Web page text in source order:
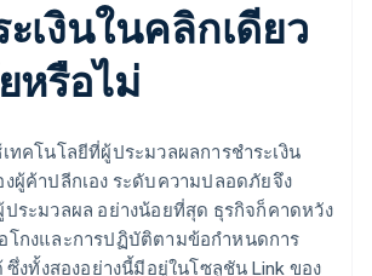
เงินในคลิกเดียว
หรือไม่
ทคโนโลยีที่ผู้ประมวลผลการชำระเงิน
ผู้ค้าปลีกเอง ระดับความปลอดภัยจึง
ประมวลผล อย่างน้อยที่สุด ธุรกิจก็คาดหวัง
โกงและการปฏิบัติตามข้อกำหนดการ
ซึ่งทั้งสองอย่างนี้มีอยู่ในโซลูชัน Link ของ